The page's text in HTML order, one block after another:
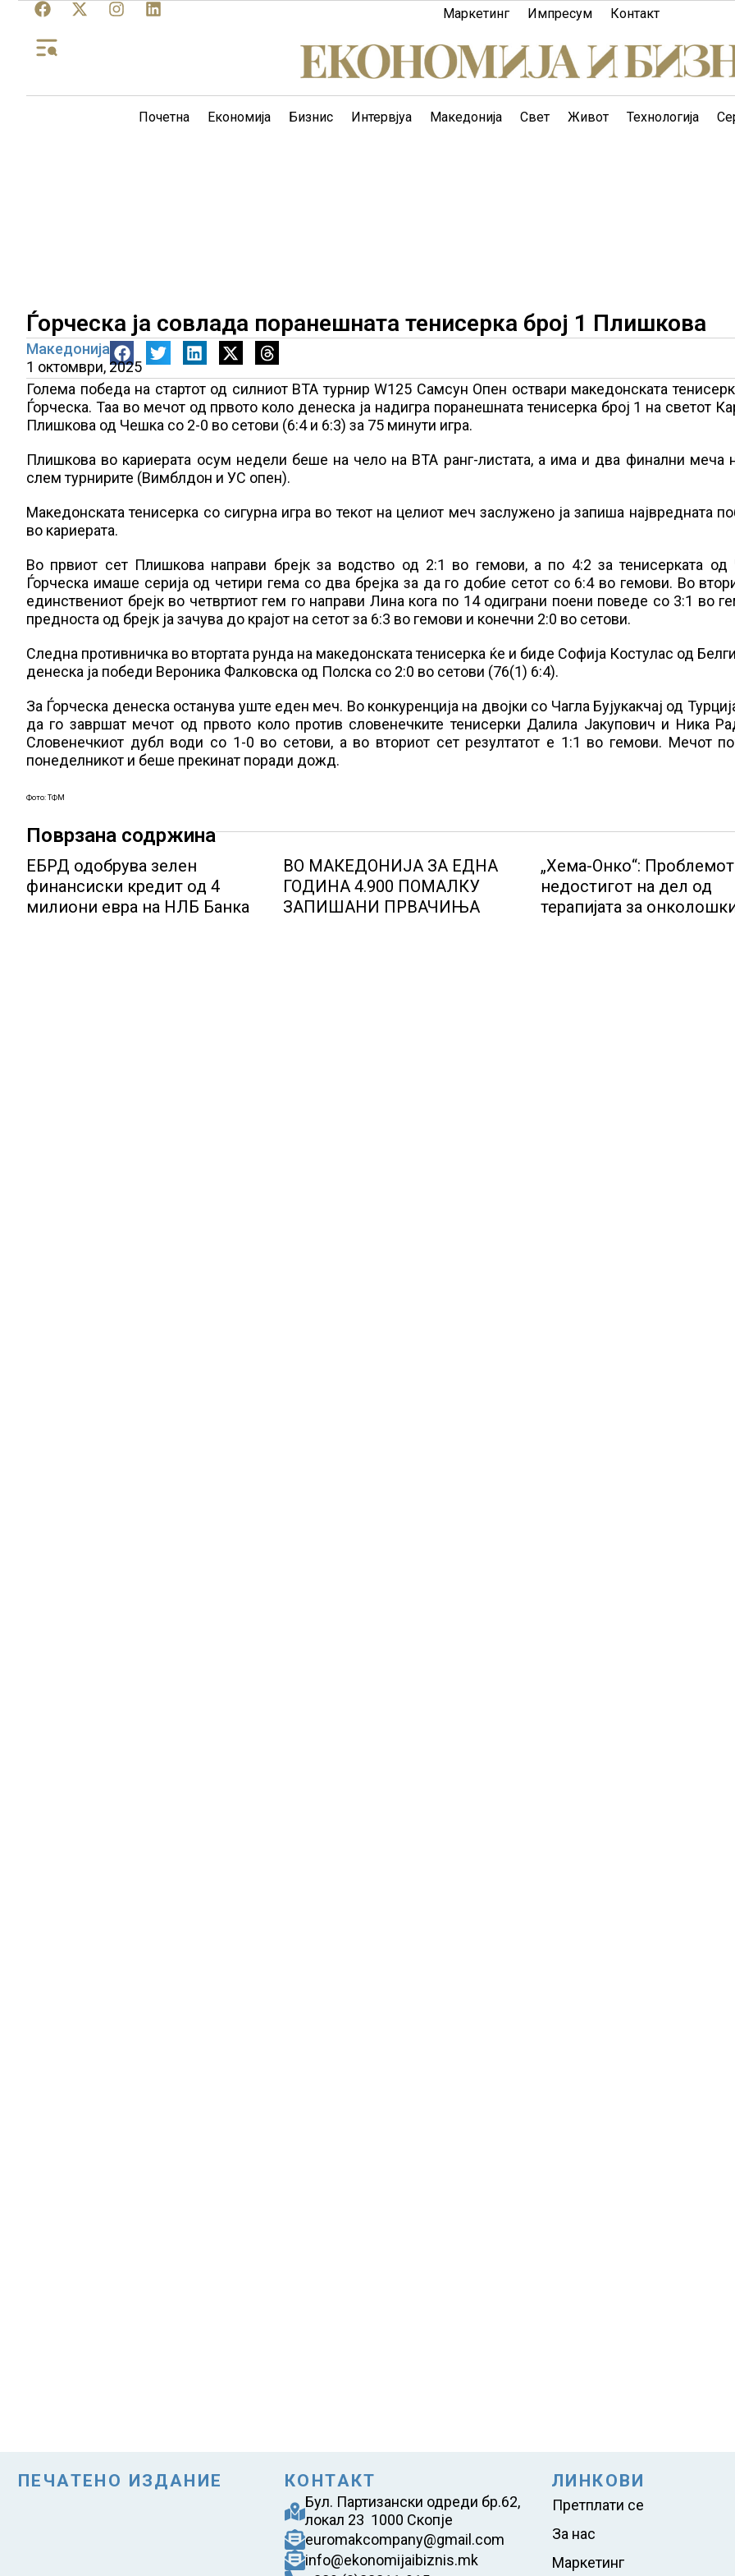
Маркетинг Импресум Контакт
Почетна Економија Бизнис Интервјуа Македонија Свет Живот Технологија
Ѓорческа ја совлада поранешната тенисерка број 1 Плишкова
Македонија
1 октомври, 2025
Голема победа на стартот од силниот ВТА турнир W125 Самсун Опен оствари македонската
Ѓорческа. Таа во мечот од првото коло денеска ја надигра поранешната тенисерка број 1 на светот
Плишкова од Чешка со 2-0 во сетови (6:4 и 6:3) за 75 минути игра.
Плишкова во кариерата осум недели беше на чело на ВТА ранг-листата, а има и два финални меча
слем турнирите (Вимблдон и УС опен).
Македонската тенисерка со сигурна игра во текот на целиот меч заслужено ја запиша највредната
во кариерата.
Во првиот сет Плишкова направи брејк за водство од 2:1 во гемови, а по 4:2 за тенисерката од
Ѓорческа имаше серија од четири гема со два брејка за да го добие сетот со 6:4 во гемови. Во
единствениот брејк во четвртиот гем го направи Лина кога по 14 одиграни поени поведе со 3:1 во
предноста од брејк ја зачува до крајот на сетот за 6:3 во гемови и конечни 2:0 во сетови.
Следна противничка во втортата рунда на македонската тенисерка ќе и биде Софија Костулас од
денеска ја победи Вероника Фалковска од Полска со 2:0 во сетови (76(1) 6:4).
За Ѓорческа денеска останува уште еден меч. Во конкуренција на двојки со Чагла Бујукакчај од
да го завршат мечот од првото коло против словенечките тенисерки Далила Јакупович и Ника
Словенечкиот дубл води со 1-0 во сетови, а во вториот сет резултатот е 1:1 во гемови. Мечот
понеделникот и беше прекинат поради дожд.
Фото: ТФМ
Поврзана содржина
ЕБРД одобрува зелен
финансиски кредит од 4
милиони евра на НЛБ Банка
ВО МАКЕДОНИЈА ЗА ЕДНА
ГОДИНА 4.900 ПОМАЛКУ
ЗАПИШАНИ ПРВАЧИЊА
„Хема-Онко“:
недостигот на дел од
терапијата за
ПЕЧАТЕНО ИЗДАНИЕ КОНТАКТ
Бул. Партизански одреди бр.62,
локал 23 1000 Скопје
euromakcompany@gmail.com
info@ekonomijaibiznis.mk
ЛИНКОВИ
Претплати се
За нас
Маркетинг